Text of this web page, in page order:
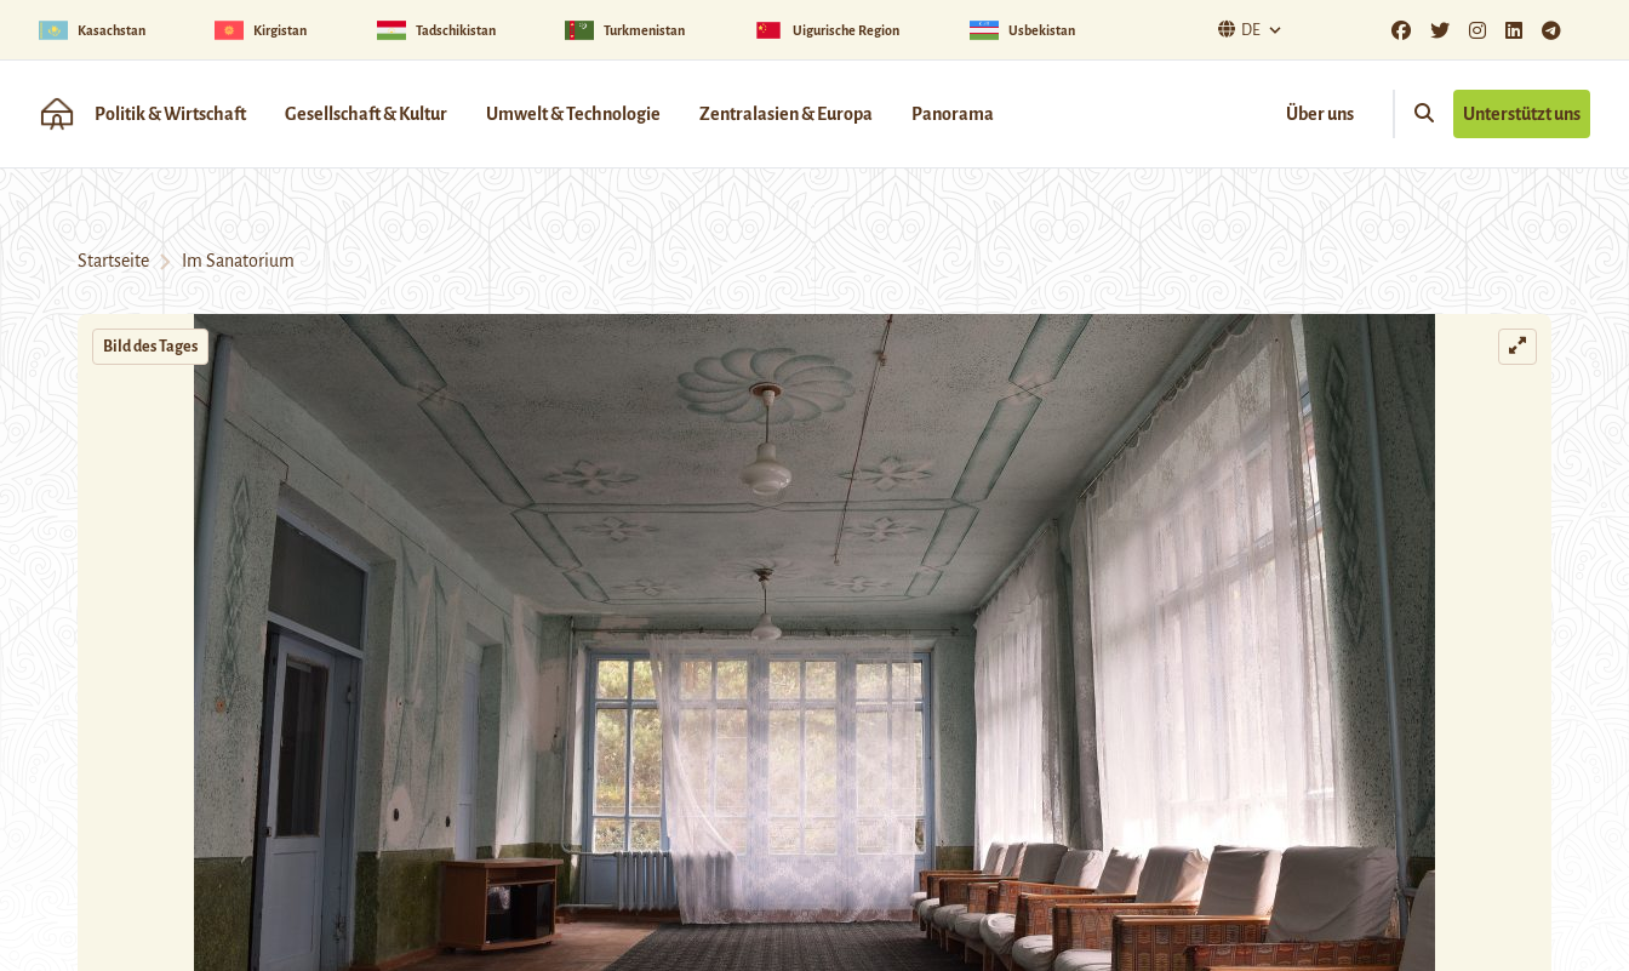
Kasachstan Kirgistan Tadschikistan Turkmenistan Uigurische Region Usbekistan DE
Politik & Wirtschaft Gesellschaft & Kultur Umwelt & Technologie Zentralasien & Europa Panorama Über uns Unterstützt uns
Startseite Im Sanatorium
Bild des Tages